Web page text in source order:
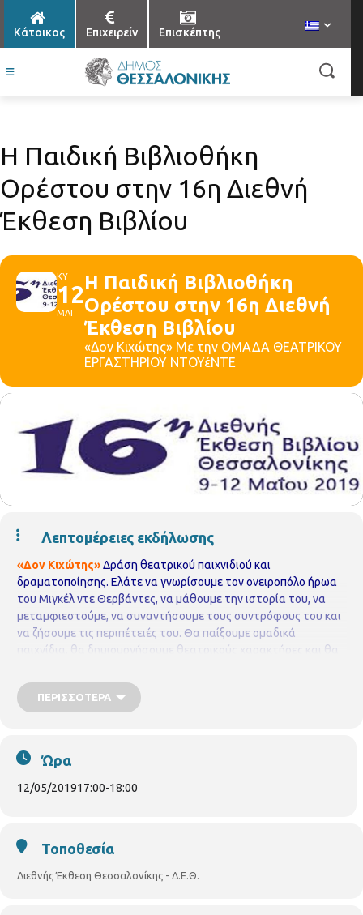
Κάτοικος Επιχειρείν Επισκέπτης
Η Παιδική Βιβλιοθήκη
Ορέστου στην 16η Διεθνή
Έκθεση Βιβλίου
ΚΥ
12
ΜΑΙ
Η Παιδική Βιβλιοθήκη
Ορέστου στην 16η Διεθνή
Έκθεση Βιβλίου
«Δον Κιχώτης» Με την ΟΜΑΔΑ ΘΕΑΤΡΙΚΟΥ
ΕΡΓΑΣΤΗΡΙΟΥ ΝΤΟΥέΝΤΕ
Λεπτομέρειες εκδήλωσης
«Δον Κιχώτης»Δράση θεατρικού παιχνιδιού και
δραματοποίησης. Ελάτε να γνωρίσουμε τον ονειροπόλο ήρωα
του Μιγκέλ ντε Θερβάντες, να μάθουμε την ιστορία του, να
μεταμφιεστούμε, να συναντήσουμε τους συντρόφους του και
να ζήσουμε τις περιπέτειές του. Θα παίξουμε ομαδικά
παιχνίδια, θα δημιουργήσουμε θεατρικούς χαρακτήρες και θα
λογοτεχνίας με όχημα το μαγικό ραβδάκι του θεάτρου.
παιδιά από 4-10 ετών.
ΑΙΘΟΥΣΑ 2 – ΠΕΡΙΠΤΕΡΟ 13
ΟΜΑΔΑ ΘΕΑΤΡΙΚΟΥ ΕΡΓΑΣΤΗΡΙΟΥ ΝΤΟΥέΝΤΕ
ΒΙΒΛΙΟΘΗΚΗ ΟΡΕΣΤΟΥ
2310852384 pvivlio.orestou@thessaloniki.gr
ΠΕΡΙΣΣΌΤΕΡΑ
Ώρα
12/05/201917:00-18:00
Τοποθεσία
Διεθνής Έκθεση Θεσσαλονίκης - Δ.Ε.Θ.